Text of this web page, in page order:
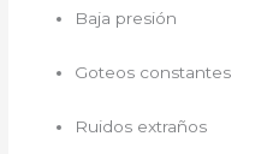
Baja presión
Goteos constantes
Ruidos extraños